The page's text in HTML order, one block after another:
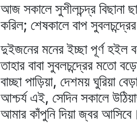
আজ সকালে সুশীলচন্দ্র বিছানা
করিল; শেষকালে বাপ
দুইজনের মনের ইচ্ছা পূর্ণ হইল
তাহার বাবা সুবলচন্দ্রের মতো
বাচ্ছা পাড়িয়া, দেশময় ঘুরিয়া
আশ্চর্য এই, সেদিন সকালে
আমার কাঁপুনি দিয়া জ্বর আসিবে।